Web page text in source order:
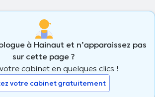
à Hainaut et n’apparaissez pas
sur cette page ?
cabinet en quelques clics !
votre cabinet gratuitement